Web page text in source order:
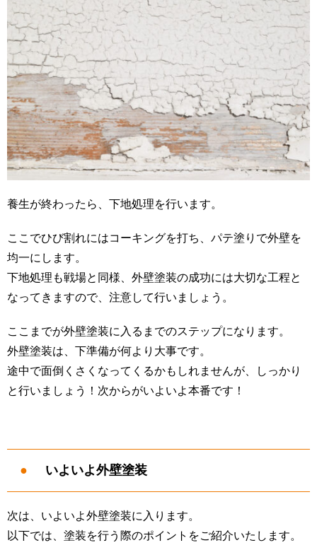
養生が終わったら、下地処理を行います。
ここでひび割れにはコーキングを打ち、パテ塗りで外壁を
均一にします。
下地処理も戦場と同様、外壁塗装の成功には大切な工程と
なってきますので、注意して行いましょう。
ここまでが外壁塗装に入るまでのステップになります。
外壁塗装は、下準備が何より大事です。
途中で面倒くさくなってくるかもしれませんが、しっかり
と行いましょう！次からがいよいよ本番です！
いよいよ外壁塗装
次は、いよいよ外壁塗装に入ります。
以下では、塗装を行う際のポイントをご紹介いたします。